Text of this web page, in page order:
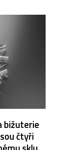
bižuterie
čtyři